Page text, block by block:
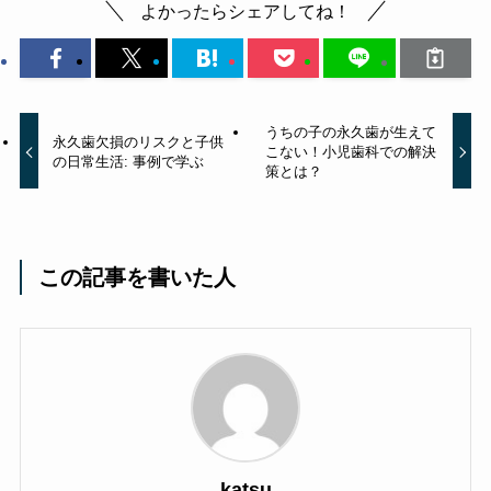
よかったらシェアしてね！
永久歯欠損のリスクと子供
の日常生活: 事例で学ぶ
うちの子の永久歯が生えて
こない！小児歯科での解決
策とは？
この記事を書いた人